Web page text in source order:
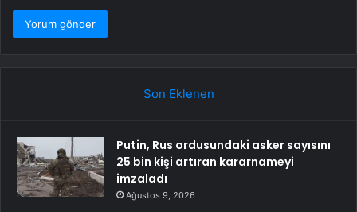
Son Eklenen
Putin, Rus ordusundaki asker sayısını
25 bin kişi artıran kararnameyi
imzaladı
Ağustos 9, 2026